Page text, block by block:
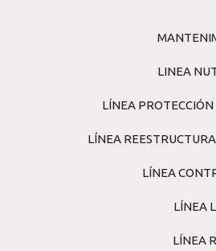
LINEA
LÍNEA
LÍNEA
LÍNEA
LÍNEA
LÍNEA